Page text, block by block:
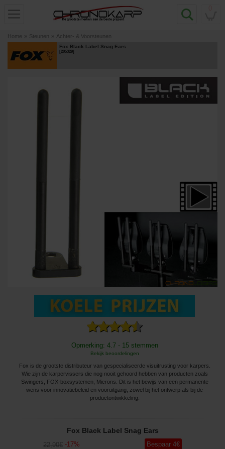
Home » Steunen » Achter- & Voorsteunen
Fox Black Label Snag Ears
[205329]
Opmerking: 4.7 - 15 stemmen
Bekijk beoordelingen
Fox is de grootste distributeur van gespecialiseerde visuitrusting voor karpers.
Wie zijn de karpervissers die nog nooit gehoord hebben van producten zoals
Swingers, FOX-boxsystemen, Microns. Dit is het bewijs van een permanente
wens voor innovatiebeleid en vooruitgang, zowel bij het ontwerp als bij de
productontwikkeling.
Fox Black Label Snag Ears
22,90€ -17% Bespaar 4€